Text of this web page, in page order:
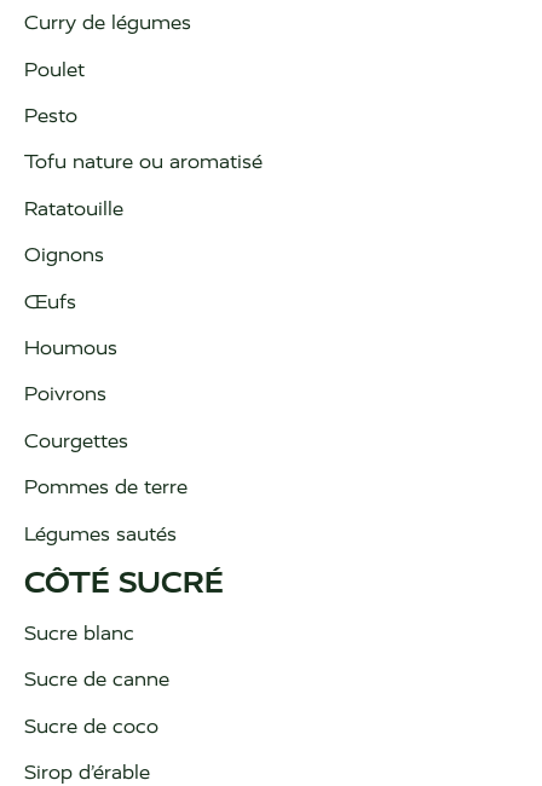
Curry de légumes
Poulet
Pesto
Tofu nature ou aromatisé
Ratatouille
Oignons
Œufs
Houmous
Poivrons
Courgettes
Pommes de terre
Légumes sautés
CÔTÉ SUCRÉ
Sucre blanc
Sucre de canne
Sucre de coco
Sirop d’érable